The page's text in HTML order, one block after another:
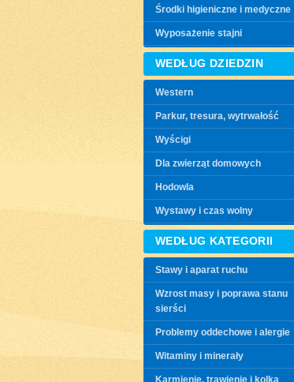
Środki higieniczne i medyczne
Wyposażenie stajni
WEDŁUG DZIEDZIN
Western
Parkur, tresura, wytrwałość
Wyścigi
Dla zwierząt domowych
Hodowla
Wystawy i czas wolny
WEDŁUG KATEGORII
Stawy i aparat ruchu
Wzrost masy i poprawa stanu
sierści
Problemy oddechowe i alergie
Witaminy i minerały
Karmienie, trawienie i kolka